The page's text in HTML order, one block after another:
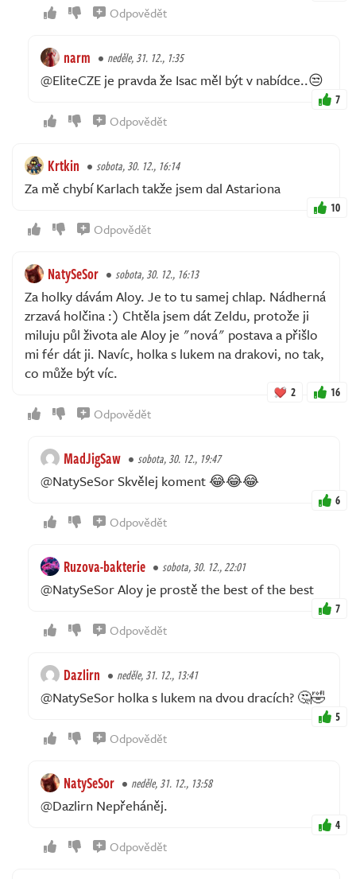
Odpovědět
narm neděle, 31. 12., 1:35
@EliteCZE je pravda že Isac měl být v nabídce..😒
7
Odpovědět
Krtkin sobota, 30. 12., 16:14
Za mě chybí Karlach takže jsem dal Astariona
10
Odpovědět
NatySeSor sobota, 30. 12., 16:13
Za holky dávám Aloy. Je to tu samej chlap. Nádherná
zrzavá holčina :) Chtěla jsem dát Zeldu, protože ji
miluju půl života ale Aloy je "nová" postava a přišlo
mi fér dát ji. Navíc, holka s lukem na drakovi, no tak,
co může být víc.
2 16
Odpovědět
MadJigSaw sobota, 30. 12., 19:47
@NatySeSor Skvělej koment 😂😂😂
6
Odpovědět
Ruzova-bakterie sobota, 30. 12., 22:01
@NatySeSor Aloy je prostě the best of the best
7
Odpovědět
Dazlirn neděle, 31. 12., 13:41
@NatySeSor holka s lukem na dvou dracích? 🤔🤣
5
Odpovědět
NatySeSor neděle, 31. 12., 13:58
@Dazlirn Nepřeháněj.
4
Odpovědět